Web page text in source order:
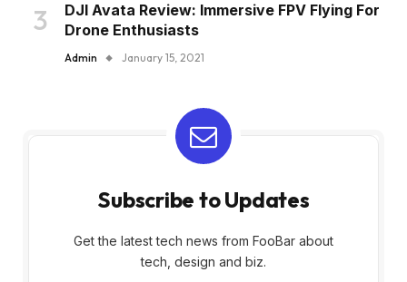
DJI Avata Review: Immersive FPV Flying For
Drone Enthusiasts
Admin January 15, 2021
Subscribe to Updates
Get the latest tech news from FooBar about
tech, design and biz.